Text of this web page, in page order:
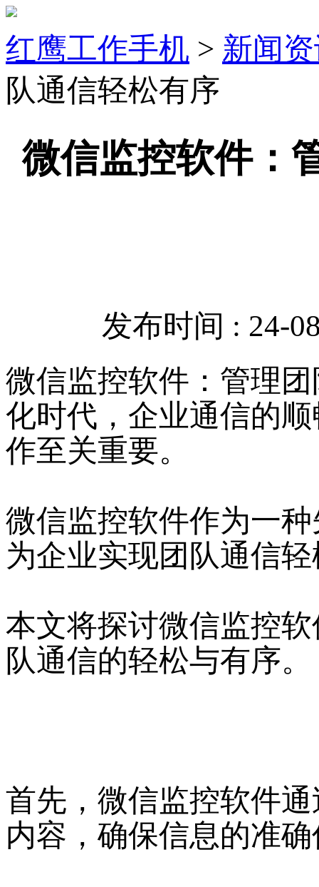
红鹰工作手机 > 新闻
队通信轻松有序
微信监控软件：
发布时间 : 24-
微信监控软件：管理
化时代，企业通信的
作至关重要。
微信监控软件作为一
为企业实现团队通信
本文将探讨微信监控
队通信的轻松与有序。
首先，微信监控软件
内容，确保信息的准